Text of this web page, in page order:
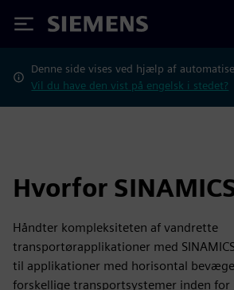
Siemens
Denne side vises ved hjælp af
Vil du have den vist på engelsk i stedet?
Hvorfor
Håndter kompleksiteten af vandrette
transportørapplikationer med
til applikationer med horisontal
forskellige transportsystemer inden